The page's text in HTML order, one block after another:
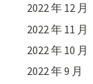
2022 年 12 月
2022 年 11 月
2022 年 10 月
2022 年 9 月